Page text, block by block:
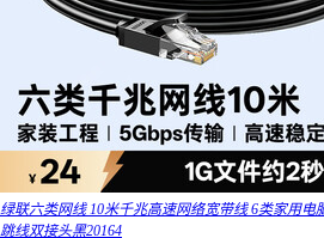
绿联六类网线 10米千兆高速网络宽带线 6类家用电
跳线双接头黑20164